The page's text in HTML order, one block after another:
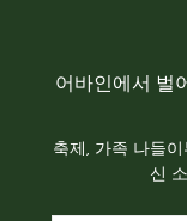
어바인에서 벌
축제, 가족 나들
신